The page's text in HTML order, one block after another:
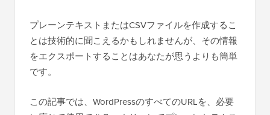
プレーンテキストまたはCSVファイルを作成するこ
とは技術的に聞こえるかもしれませんが、その情報
をエクスポートすることはあなたが思うよりも簡単
です。
この記事では、WordPressのすべてのURLを、必要